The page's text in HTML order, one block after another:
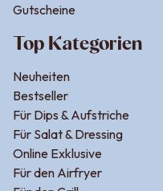
Gutscheine
Top Kategorien
Neuheiten
Bestseller
Für Dips & Aufstriche
Für Salat & Dressing
Online Exklusive
Für den Airfryer